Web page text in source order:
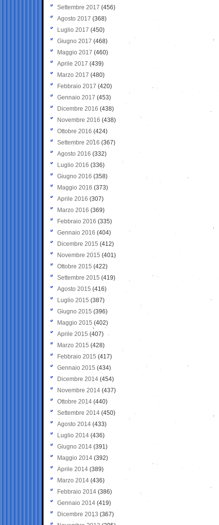
Settembre 2017 (456)
Agosto 2017 (368)
Luglio 2017 (450)
Giugno 2017 (468)
Maggio 2017 (460)
Aprile 2017 (439)
Marzo 2017 (480)
Febbraio 2017 (420)
Gennaio 2017 (453)
Dicembre 2016 (438)
Novembre 2016 (438)
Ottobre 2016 (424)
Settembre 2016 (367)
Agosto 2016 (332)
Luglio 2016 (336)
Giugno 2016 (358)
Maggio 2016 (373)
Aprile 2016 (307)
Marzo 2016 (369)
Febbraio 2016 (335)
Gennaio 2016 (404)
Dicembre 2015 (412)
Novembre 2015 (401)
Ottobre 2015 (422)
Settembre 2015 (419)
Agosto 2015 (416)
Luglio 2015 (387)
Giugno 2015 (396)
Maggio 2015 (402)
Aprile 2015 (407)
Marzo 2015 (428)
Febbraio 2015 (417)
Gennaio 2015 (434)
Dicembre 2014 (454)
Novembre 2014 (437)
Ottobre 2014 (440)
Settembre 2014 (450)
Agosto 2014 (433)
Luglio 2014 (436)
Giugno 2014 (391)
Maggio 2014 (392)
Aprile 2014 (389)
Marzo 2014 (436)
Febbraio 2014 (386)
Gennaio 2014 (419)
Dicembre 2013 (367)